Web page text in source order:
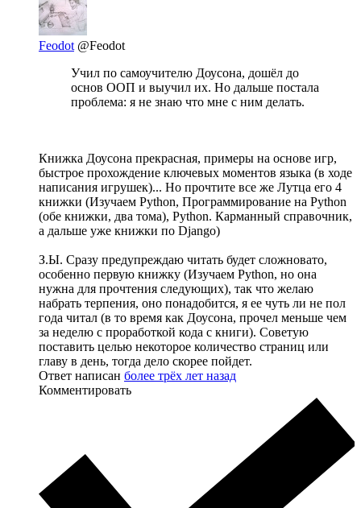
Feodot @Feodot
Учил по самоучителю Доусона, дошёл до
основ ООП и выучил их. Но дальше постала
проблема: я не знаю что мне с ним делать.
Книжка Доусона прекрасная, примеры на основе игр,
быстрое прохождение ключевых моментов языка (в ходе
написания игрушек)... Но прочтите все же Лутца его 4
книжки (Изучаем Python, Программирование на Python
(обе книжки, два тома), Python. Карманный справочник,
а дальше уже книжки по Django)
З.Ы. Сразу предупреждаю читать будет сложновато,
особенно первую книжку (Изучаем Python, но она
нужна для прочтения следующих), так что желаю
набрать терпения, оно понадобится, я ее чуть ли не пол
года читал (в то время как Доусона, прочел меньше чем
за неделю с проработкой кода с книги). Советую
поставить целью некоторое количество страниц или
главу в день, тогда дело скорее пойдет.
Ответ написан более трёх лет назад
Комментировать